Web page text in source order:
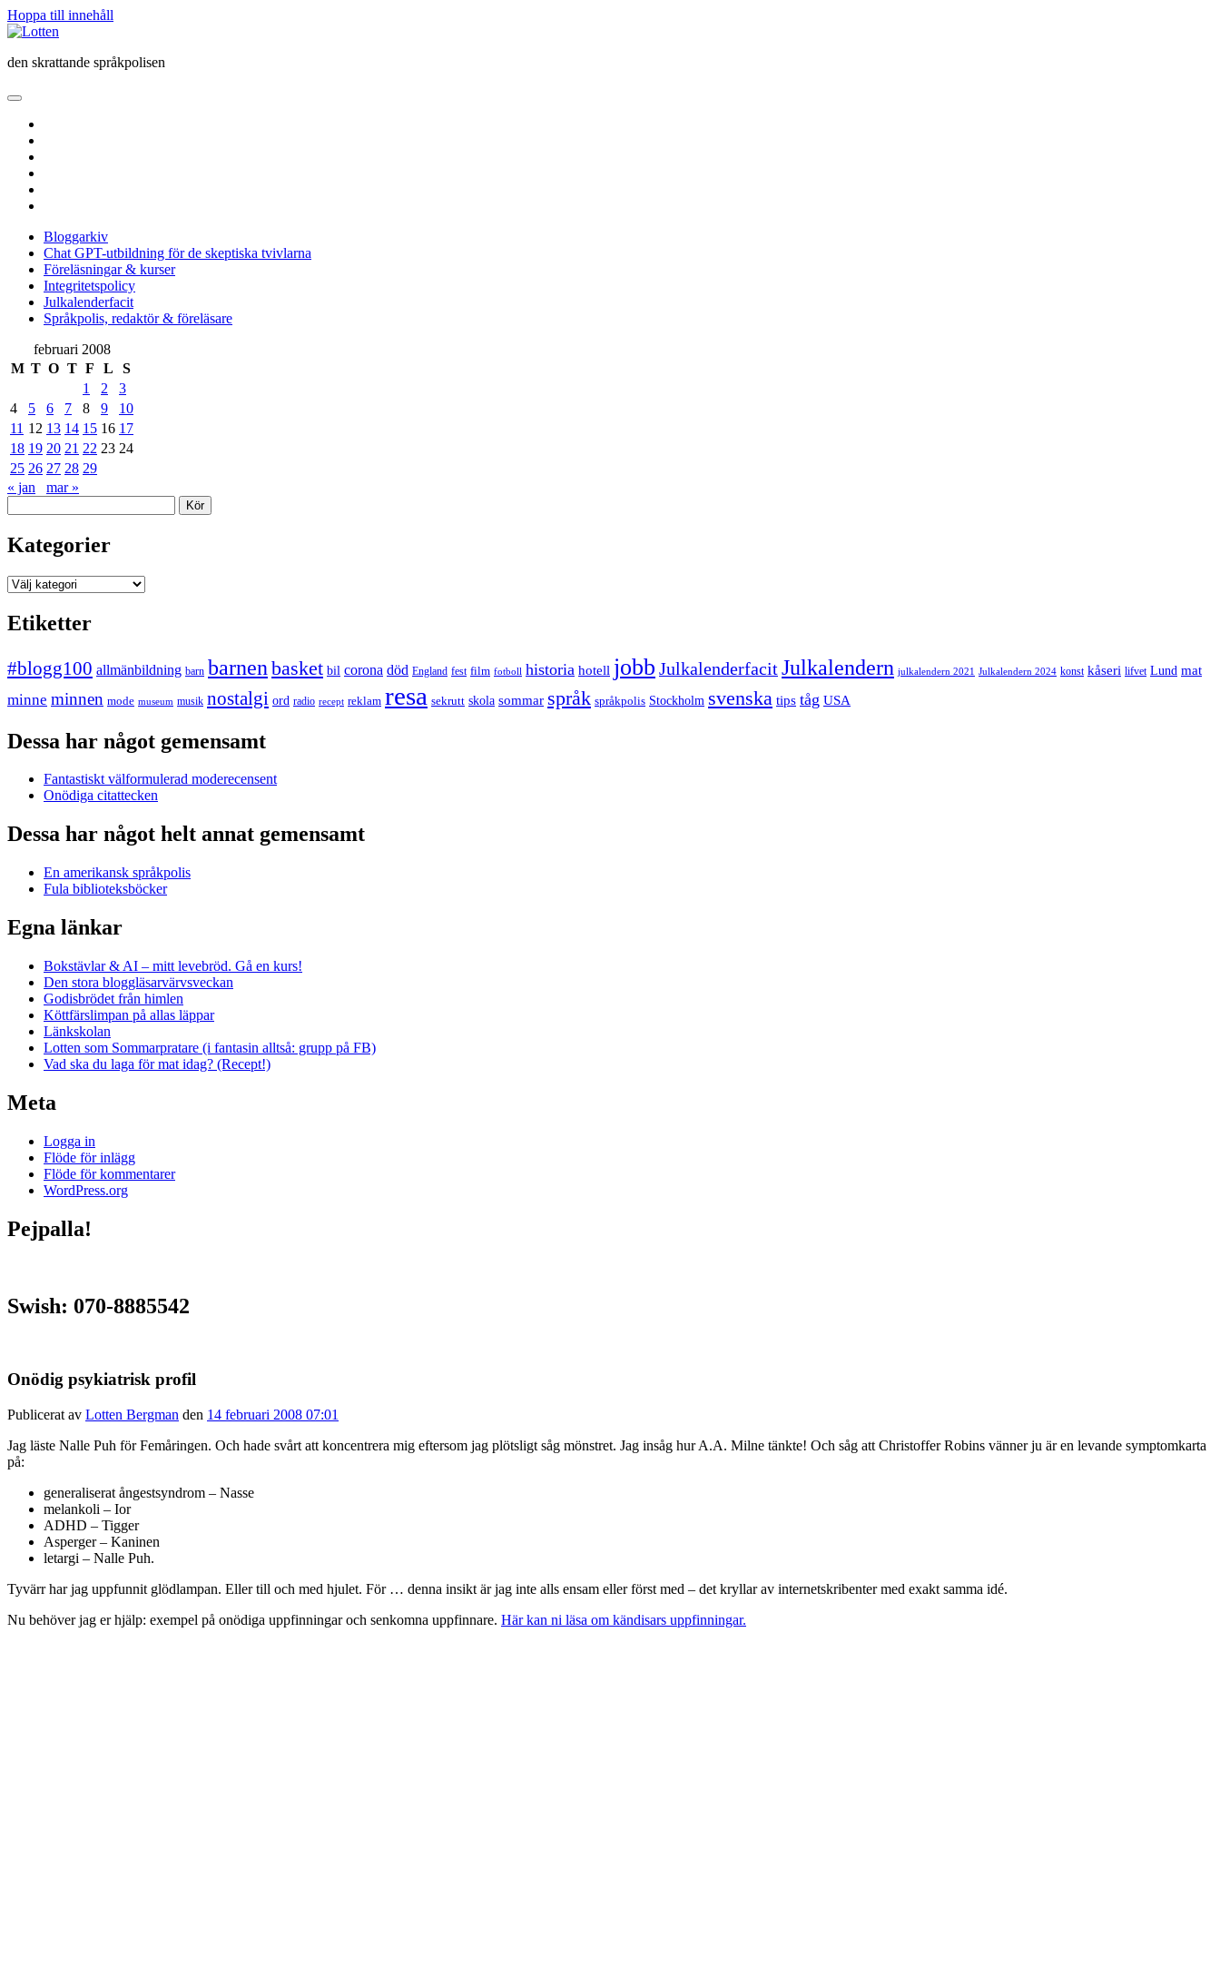
Hoppa till innehåll
Lotten
den skrattande språkpolisen
öppna
meny
Bloggarkiv
Chat GPT-utbildning för de skeptiska tvivlarna
Föreläsningar & kurser
Integritetspolicy
Julkalenderfacit
Språkpolis, redaktör & föreläsare
Sidopanel
februari 2008
M T O T F L
S
1
2
3
4
5 6 7 8 9
10
11 12 13 14 15 16 17
18 19 20 21 22 23 24
25 26 27 28 29
« jan
mar »
Kategorier
Kategorier
Etiketter
#blogg100 allmänbildning barn barnen basket bil corona död England fest film fotboll historia hotell jobb JulkalenderfacitJulkalendern julkalendern 2021 Julkalendern 2024 konst kåseri lifvet Lund mat
minne minnen mode museum musik nostalgi ord radio recept reklam resa sekrutt skola sommar språk språkpolis Stockholm svenska tips tåg USA
Dessa har något gemensamt
Fantastiskt välformulerad moderecensent
Onödiga citattecken
Dessa har något helt annat gemensamt
En amerikansk språkpolis
Fula biblioteksböcker
Egna länkar
Bokstävlar & AI – mitt levebröd. Gå en kurs!
Den stora bloggläsarvärvsveckan
Godisbrödet från himlen
Köttfärslimpan på allas läppar
Länkskolan
Lotten som Sommarpratare (i fantasin alltså: grupp på FB)
Vad ska du laga för mat idag? (Recept!)
Meta
Logga in
Flöde för inlägg
Flöde för kommentarer
WordPress.org
Pejpalla!
Swish: 070-8885542
Onödig psykiatrisk profil
Publicerat av Lotten Bergman den 14 februari 2008 07:01
Jag läste Nalle Puh för Femåringen. Och hade svårt att koncentrera mig eftersom jag plötsligt såg mönstret. Jag insåg hur A.A. Milne tänkte! Och såg att Christoffer Robins vänner ju är en levande symptomkarta
på:
generaliserat ångestsyndrom – Nasse
melankoli – Ior
ADHD – Tigger
Asperger – Kaninen
letargi – Nalle Puh.
Tyvärr har jag uppfunnit glödlampan. Eller till och med hjulet. För … denna insikt är jag inte alls ensam eller först med – det kryllar av internetskribenter med exakt samma idé.
Nu behöver jag er hjälp: exempel på onödiga uppfinningar och senkomna uppfinnare. Här kan ni läsa om kändisars uppfinningar.